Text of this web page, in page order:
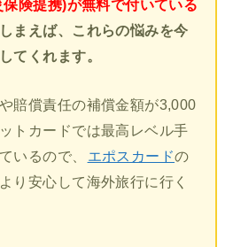
険提携)が無料で付いている
まえば、これらの悩みを今
てくれます。
賠償責任の補償金額が3,000
トカードでは最高レベル手
いるので、
エポスカードの
り安心して海外旅行に行く